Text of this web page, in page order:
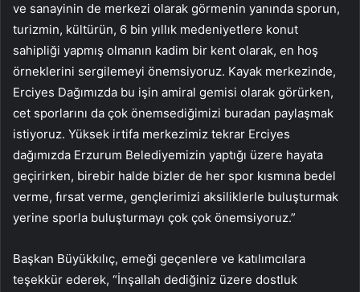
ve sanayinin de merkezi olarak görmenin yanında sporun,
turizmin, kültürün, 6 bin yıllık medeniyetlere konut
sahipliği yapmış olmanın kadim bir kent olarak, en hoş
örneklerini sergilemeyi önemsiyoruz. Kayak merkezinde,
Erciyes Dağımızda bu işin amiral gemisi olarak görürken,
cet sporlarını da çok önemsediğimizi buradan paylaşmak
istiyoruz. Yüksek irtifa merkezimiz tekrar Erciyes
dağımızda Erzurum Belediyemizin yaptığı üzere hayata
geçirirken, birebir halde bizler de her spor kısmına bedel
verme, fırsat verme, gençlerimizi aksiliklerle buluşturmak
yerine sporla buluşturmayı çok çok önemsiyoruz.”
Başkan Büyükkılıç, emeği geçenlere ve katılımcılara
teşekkür ederek, “İnşallah dediğiniz üzere dostluk